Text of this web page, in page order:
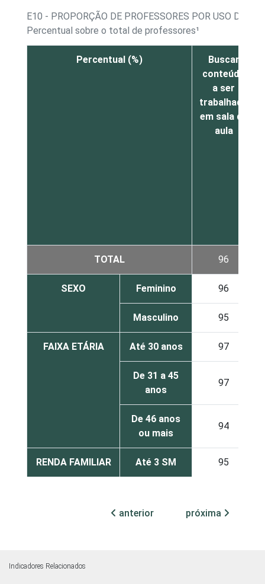
E10 - PROPORÇÃO DE PROFESSORES POR USO DA
Percentual sobre o total de professores¹
Percentual (%)
Buscar
conteúdo
a ser
trabalhado
em sala de
aula
TOTAL 96
SEXO Feminino 96
Masculino 95
FAIXA ETÁRIA Até 30 anos 97
De 31 a 45
anos
97
De 46 anos
ou mais
94
RENDA FAMILIAR Até 3 SM 95
anterior próxima
Indicadores Relacionados